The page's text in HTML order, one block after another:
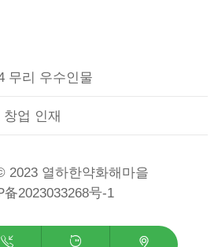
무리 우수인물
업 인재
2023 열하한약화해마을
备2023033268号-1
  